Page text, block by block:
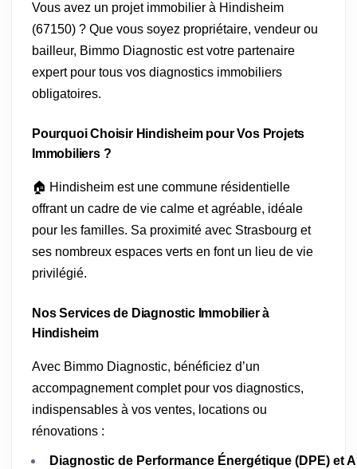
Vous avez un projet immobilier à Hindisheim
(67150) ? Que vous soyez propriétaire, vendeur ou
bailleur, Bimmo Diagnostic est votre partenaire
expert pour tous vos diagnostics immobiliers
obligatoires.
Pourquoi Choisir Hindisheim pour Vos Projets
Immobiliers ?
🏠 Hindisheim est une commune résidentielle
offrant un cadre de vie calme et agréable, idéale
pour les familles. Sa proximité avec Strasbourg et
ses nombreux espaces verts en font un lieu de vie
privilégié.
Nos Services de Diagnostic Immobilier à
Hindisheim
Avec Bimmo Diagnostic, bénéficiez d’un
accompagnement complet pour vos diagnostics,
indispensables à vos ventes, locations ou
rénovations :
Diagnostic de Performance Énergétique (DPE) et